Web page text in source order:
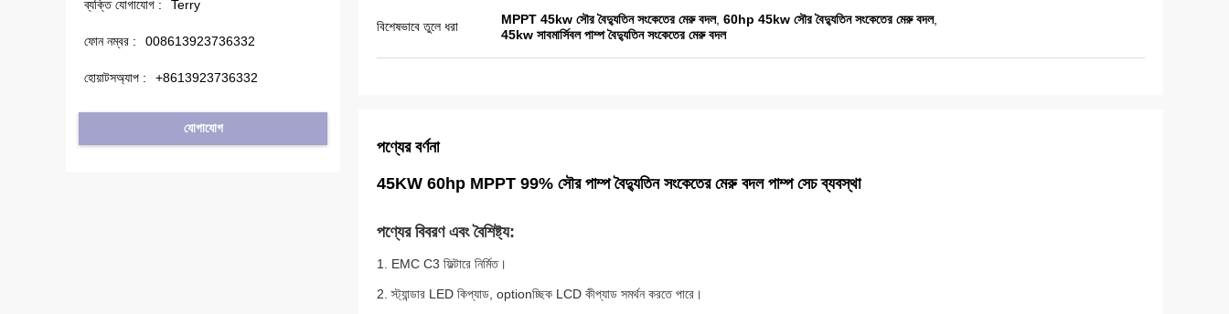
ব্যক্তি যোগাযোগ : Terry
ফোন নম্বর : 008613923736332
হোয়াটসঅ্যাপ : +8613923736332
যোগাযোগ
বিশেষভাবে তুলে ধরা MPPT 45kw সৌর বৈদ্যুতিন সংকেতের মেরু বদল, 60hp 45kw সৌর বৈদ্যুতিন সংকেতের মেরু বদল,
45kw সাবমার্সিবল পাম্প বৈদ্যুতিন সংকেতের মেরু বদল
পণ্যের বর্ণনা
45KW 60hp MPPT 99% সৌর পাম্প বৈদ্যুতিন সংকেতের মেরু বদল পাম্প সেচ ব্যবস্থা
পণ্যের বিবরণ এবং বৈশিষ্ট্য:
1. EMC C3 ফিল্টারে নির্মিত।
2. স্ট্যান্ডার LED কিপ্যাড, optionচ্ছিক LCD কীপ্যাড সমর্থন করতে পারে।